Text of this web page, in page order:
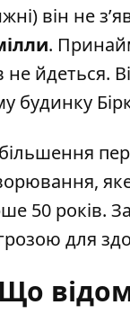
він не
.
не йдеться.
будинку
50 років.
для
Що